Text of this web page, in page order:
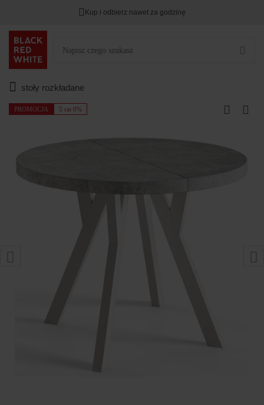
Kup i odbierz nawet za godzinę
stoły rozkładane
PROMOCJA 5 rat 0%